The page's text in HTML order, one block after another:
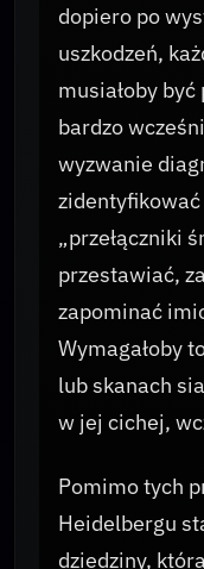
dopiero po
uszkodzeń,
musiałoby
bardzo
wyzwanie
„przełączniki
przestawiać,
zapominać
Wymagałoby
lub skanach
w jej cichej,
Pomimo tych
Heidelbergu
dziedziny,